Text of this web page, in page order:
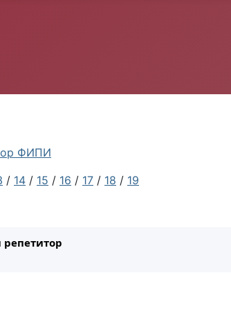
ФИПИ
/ 14 / 15 / 16 / 17 / 18 / 19
репетитор